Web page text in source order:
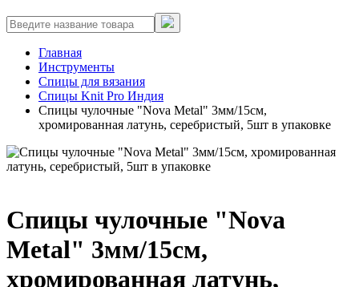
Главная
Инструменты
Спицы для вязания
Спицы Knit Pro Индия
Спицы чулочные "Nova Metal" 3мм/15см,
хромированная латунь, серебристый, 5шт в упаковке
Спицы чулочные "Nova
Metal" 3мм/15см,
хромированная латунь,